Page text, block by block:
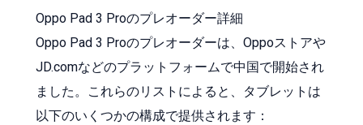
Oppo Pad 3 Proのプレオーダー詳細
Oppo Pad 3 Proのプレオーダーは、Oppoストアや
JD.comなどのプラットフォームで中国で開始され
ました。これらのリストによると、タブレットは
以下のいくつかの構成で提供されます：